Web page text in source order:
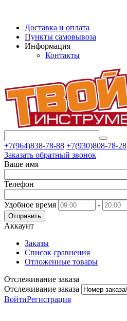
Доставка и оплата
Пункты самовывоза
Информация
Контакты
+7(964)838-78-88 +7(930)808-78-28
Заказать обратный звонок
Ваше имя
Телефон
Удобное время -
Отправить
Аккаунт
Заказы
Список сравнения
Отложенные товары
Отслеживание заказа
Отслеживание заказа
ВойтиРегистрация